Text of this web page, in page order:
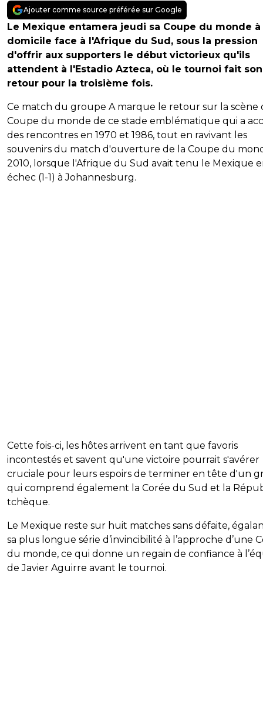
Ajouter comme source préférée sur Google
Le Mexique entamera jeudi sa Coupe du monde à
domicile face à l'Afrique du Sud, sous la pression
d'offrir aux supporters le début victorieux qu'ils
attendent à l'Estadio Azteca, où le tournoi fait son
retour pour la troisième fois.
Ce match du groupe A marque le retour sur la scène
Coupe du monde de ce stade emblématique qui a
des rencontres en 1970 et 1986, tout en ravivant les
souvenirs du match d'ouverture de la Coupe du
2010, lorsque l'Afrique du Sud avait tenu le Mexique
échec (1-1) à Johannesburg.
Cette fois-ci, les hôtes arrivent en tant que favoris
incontestés et savent qu'une victoire pourrait s'avérer
cruciale pour leurs espoirs de terminer en tête d'un
qui comprend également la Corée du Sud et la
tchèque.
Le Mexique reste sur huit matches sans défaite,
sa plus longue série d’invincibilité à l’approche d’une
du monde, ce qui donne un regain de confiance à
de Javier Aguirre avant le tournoi.